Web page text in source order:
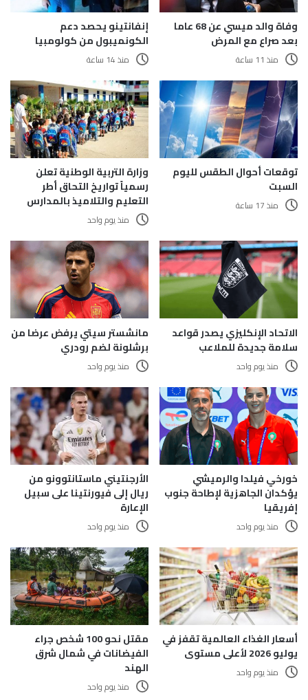
وفاة والد ميسي عن 68 عاما
بعد صراع مع المرض
منذ 11 ساعة
إنفانتينو يحصد دعم
الكونميبول من كولومبيا
منذ 14 ساعة
توقعات أحوال الطقس لليوم
السبت
منذ 17 ساعة
وزارة التربية الوطنية تعلن
رسمياً تواريخ التحاق أطر
التعليم والتلاميذ بالمدارس
منذ يوم واحد
الاتحاد الإنكليزي يصدر قواعد
سلامة جديدة للملاعب
منذ يوم واحد
مانشستر سيتي يرفض عرضا من
برشلونة لضم رودري
منذ يوم واحد
خورخي فيلدا والرميشي
يؤكدان الجاهزية لإطاحة جنوب
إفريقيا
منذ يوم واحد
الأرجنتيني ماستانتوونو من
ريال إلى فيورنتينا على سبيل
الإعارة
منذ يوم واحد
أسعار الغذاء العالمية تقفز في
يوليو 2026 لأعلى مستوى
منذ يوم واحد
مقتل نحو 100 شخص جراء
الفيضانات في شمال شرق
الهند
منذ يوم واحد